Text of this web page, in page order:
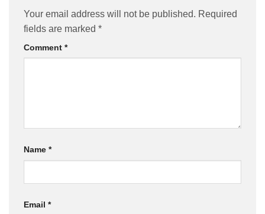
Your email address will not be published. Required
fields are marked *
Comment *
Name *
Email *